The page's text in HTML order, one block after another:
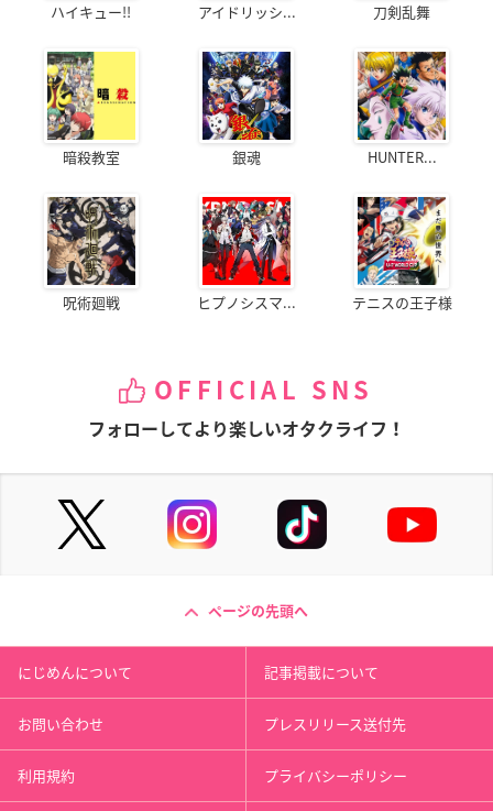
ハイキュー!! アイドリッシ... 刀剣乱舞
暗殺教室 銀魂 HUNTER...
呪術廻戦 ヒプノシスマ... テニスの王子様
OFFICIAL SNS
フォローしてより楽しいオタクライフ！
ページの先頭へ
にじめんについて 記事掲載について
お問い合わせ プレスリリース送付先
利用規約 プライバシーポリシー